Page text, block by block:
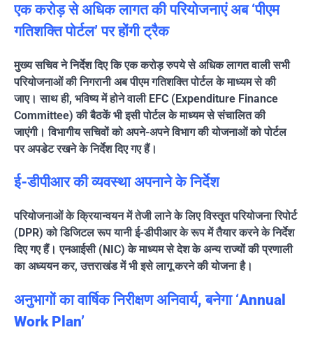
एक करोड़ से अधिक लागत की परियोजनाएं अब ‘पीएम
गतिशक्ति पोर्टल’ पर होंगी ट्रैक
मुख्य सचिव ने निर्देश दिए कि एक करोड़ रुपये से अधिक लागत वाली सभी
परियोजनाओं की निगरानी अब पीएम गतिशक्ति पोर्टल के माध्यम से की
जाए। साथ ही, भविष्य में होने वाली EFC (Expenditure Finance
Committee) की बैठकें भी इसी पोर्टल के माध्यम से संचालित की
जाएंगी। विभागीय सचिवों को अपने-अपने विभाग की योजनाओं को पोर्टल
पर अपडेट रखने के निर्देश दिए गए हैं।
ई-डीपीआर की व्यवस्था अपनाने के निर्देश
परियोजनाओं के क्रियान्वयन में तेजी लाने के लिए विस्तृत परियोजना रिपोर्ट
(DPR) को डिजिटल रूप यानी ई-डीपीआर के रूप में तैयार करने के निर्देश
दिए गए हैं। एनआईसी (NIC) के माध्यम से देश के अन्य राज्यों की प्रणाली
का अध्ययन कर, उत्तराखंड में भी इसे लागू करने की योजना है।
अनुभागों का वार्षिक निरीक्षण अनिवार्य, बनेगा ‘Annual
Work Plan’